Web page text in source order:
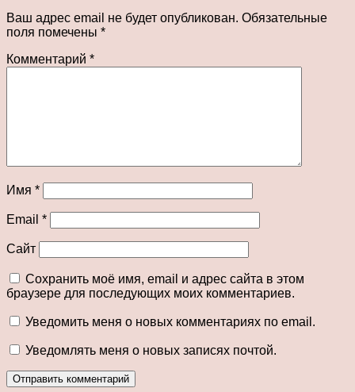
Ваш адрес email не будет опубликован. Обязательные
поля помечены *
Комментарий *
Имя *
Email *
Сайт
Сохранить моё имя, email и адрес сайта в этом
браузере для последующих моих комментариев.
Уведомить меня о новых комментариях по email.
Уведомлять меня о новых записях почтой.